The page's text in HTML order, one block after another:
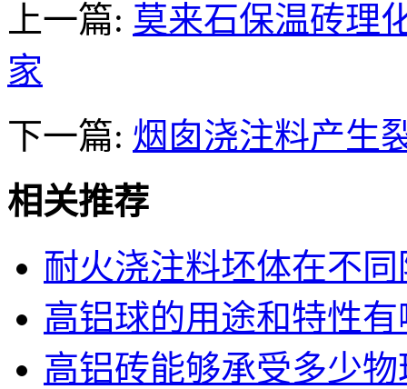
上一篇: 莫来石保温砖理
家
下一篇: 烟囱浇注料产生
相关推荐
耐火浇注料坯体在不
高铝球的用途和特性
高铝砖能够承受多少